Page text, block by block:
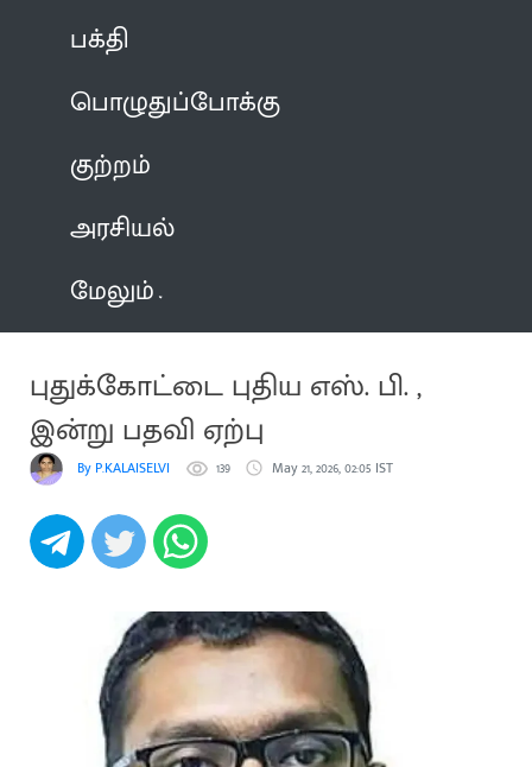
பக்தி
பொழுதுப்போக்கு
குற்றம்
அரசியல்
மேலும்
புதுக்கோட்டை புதிய எஸ். பி. ,
இன்று பதவி ஏற்பு
By P.KALAISELVI 139 May 21, 2026, 02:05 IST